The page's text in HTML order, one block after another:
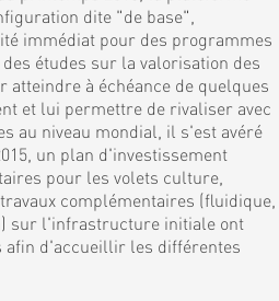
dite "de base",
immédiat pour des programmes
études sur la valorisation des
atteindre à échéance de quelques
et lui permettre de rivaliser avec
au niveau mondial, il s'est avéré
un plan d'investissement
pour les volets culture,
complémentaires (fluidique,
sur l'infrastructure initiale ont
afin d'accueillir les différentes